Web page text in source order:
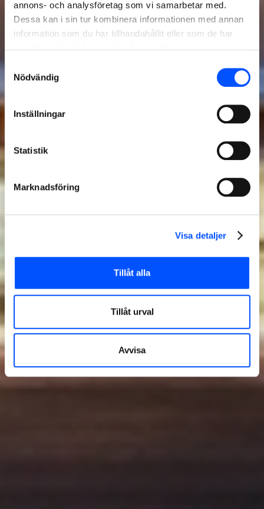
annons- och analysföretag som vi samarbetar med.
Dessa kan i sin tur kombinera informationen med annan
information som du har tillhandahållit eller som de har
Samtyckesval
Nödvändig
Inställningar
Statistik
Marknadsföring
Visa detaljer
Tillåt alla
Tillåt urval
Avvisa